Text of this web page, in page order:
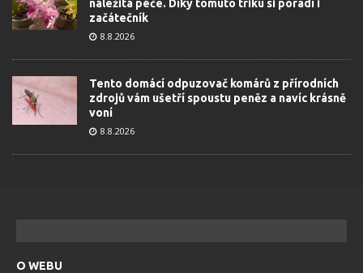
náležitá péče. Díky tomuto triku si poradí i
začátečník
8.8.2026
Tento domácí odpuzovač komárů z přírodních
zdrojů vám ušetří spoustu peněz a navíc krásně
voní
8.8.2026
O WEBU